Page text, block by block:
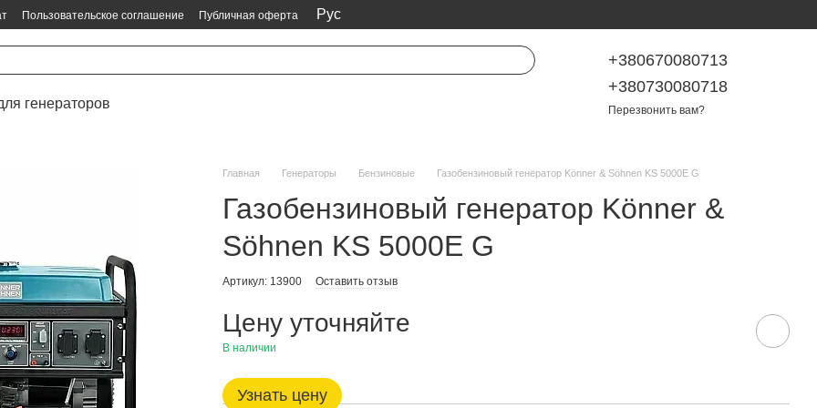
Пользовательское соглашение Публичная оферта Рус
генераторов
+380670080713
+380730080718
Перезвонить вам?
Главная Генераторы Бензиновые Газобензиновый генератор Könner & Söhnen KS 5000E G
Газобензиновый генератор Könner &
Söhnen KS 5000E G
Артикул: 13900 Оставить отзыв
Цену уточняйте
В наличии
Узнать цену